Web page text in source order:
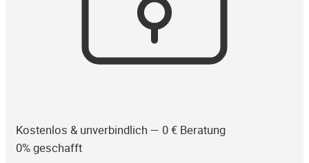
Kostenlos & unverbindlich — 0 € Beratung
0% geschafft